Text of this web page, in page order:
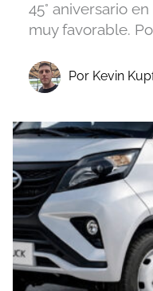
45° aniversario
muy favorable.
Por Kevin